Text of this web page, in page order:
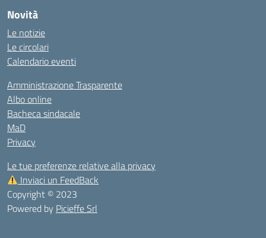
Novità
Le notizie
Le circolari
Calendario eventi
Amministrazione Trasparente
Albo online
Bacheca sindacale
MaD
Privacy
Le tue preferenze relative alla privacy
Inviaci un FeedBack
Copyright © 2023
Powered by Picieffe Srl